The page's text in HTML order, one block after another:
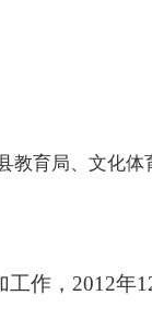
育局、文化体
作，2012年